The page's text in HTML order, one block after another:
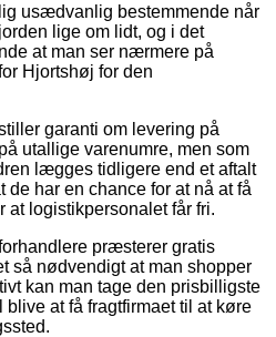
usædvanlig bestemmende når
lige om lidt, og i det
at man ser nærmere på
Hjortshøj for den
garanti om levering på
utallige varenumre, men som
lægges tidligere end et aftalt
de har en chance for at nå at få
at logistikpersonalet får fri.
præsterer gratis
så nødvendigt at man shopper
kan man tage den prisbilligste
blive at få fragtfirmaet til at køre